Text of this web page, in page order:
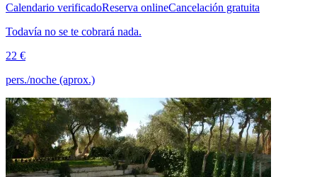
Calendario verificadoReserva onlineCancelación gratuita
Todavía no se te cobrará nada.
22 €
pers./noche (aprox.)